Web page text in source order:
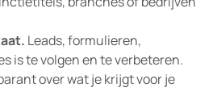
Leads, formulieren,
is te volgen en te verbeteren.
over wat je krijgt voor je